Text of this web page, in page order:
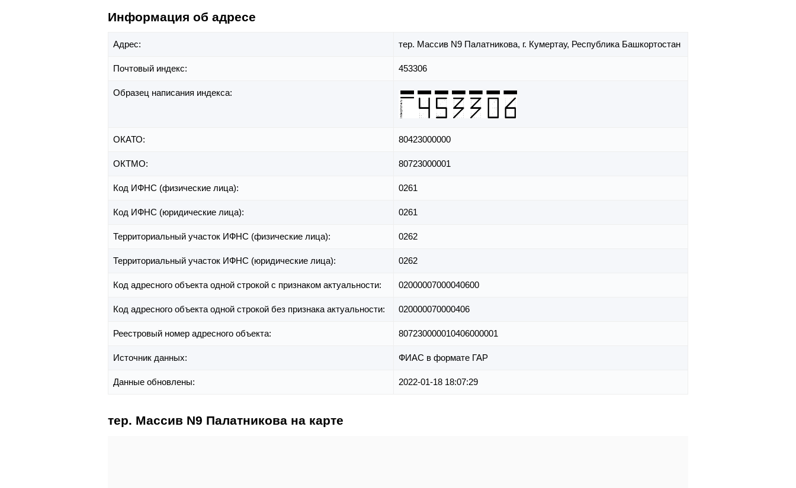
Информация об адресе
Адрес: тер. Массив N9 Палатникова, г. Кумертау, Республика Башкортостан
Почтовый индекс: 453306
Образец написания индекса:
ОКАТО: 80423000000
ОКТМО: 80723000001
Код ИФНС (физические лица): 0261
Код ИФНС (юридические лица): 0261
Территориальный участок ИФНС (физические лица): 0262
Территориальный участок ИФНС (юридические лица): 0262
Код адресного объекта одной строкой с признаком актуальности: 02000007000040600
Код адресного объекта одной строкой без признака актуальности: 020000070000406
Реестровый номер адресного объекта: 807230000010406000001
Источник данных: ФИАС в формате ГАР
Данные обновлены: 2022-01-18 18:07:29
тер. Массив N9 Палатникова на карте